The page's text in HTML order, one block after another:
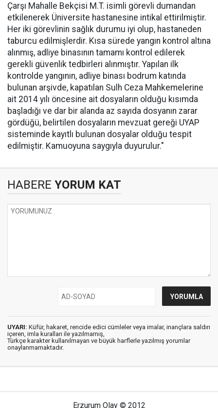
Çarşı Mahalle Bekçisi M.T. isimli görevli dumandan
etkilenerek Üniversite hastanesine intikal ettirilmiştir.
Her iki görevlinin sağlık durumu iyi olup, hastaneden
taburcu edilmişlerdir. Kısa sürede yangın kontrol altına
alınmış, adliye binasının tamamı kontrol edilerek
gerekli güvenlik tedbirleri alınmıştır. Yapılan ilk
kontrolde yangının, adliye binası bodrum katında
bulunan arşivde, kapatılan Sulh Ceza Mahkemelerine
ait 2014 yılı öncesine ait dosyaların olduğu kısımda
başladığı ve dar bir alanda az sayıda dosyanın zarar
gördüğü, belirtilen dosyaların mevzuat gereği UYAP
sisteminde kayıtlı bulunan dosyalar olduğu tespit
edilmiştir. Kamuoyuna saygıyla duyurulur."
HABERE YORUM KAT
UYARI: Küfür, hakaret, rencide edici cümleler veya imalar, inançlara saldırı
içeren, imla kuralları ile yazılmamış,
Türkçe karakter kullanılmayan ve büyük harflerle yazılmış yorumlar
onaylanmamaktadır.
Erzurum Olay © 2012